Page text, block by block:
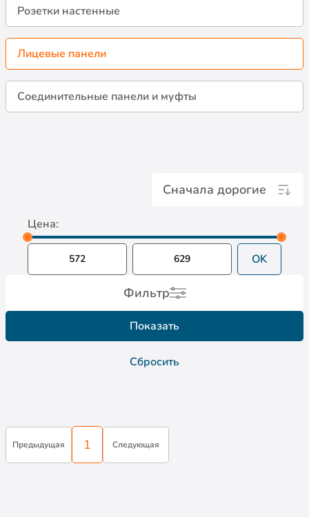
Розетки настенные
Лицевые панели
Соединительные панели и муфты
Сначала дорогие
Цена:
OK
Фильтр
Показать
Сбросить
Предыдущая 1 Следующая